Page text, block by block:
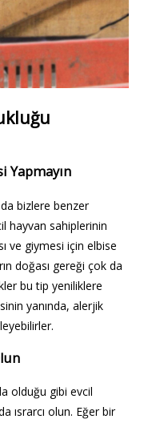
Yapmayın
da bizlere benzer
hayvan sahiplerinin
ve giymesi için elbise
doğası gereği çok da
bu tip yeniliklere
yanında, alerjik
olduğu gibi evcil
ısrarcı olun. Eğer bir